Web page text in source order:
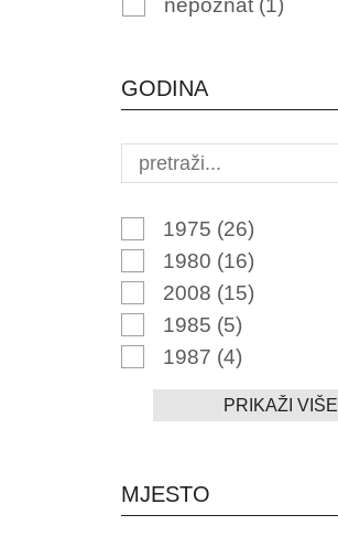
nepoznat (1)
GODINA
1975 (26)
1980 (16)
2008 (15)
1985 (5)
1987 (4)
PRIKAŽI VIŠE
MJESTO